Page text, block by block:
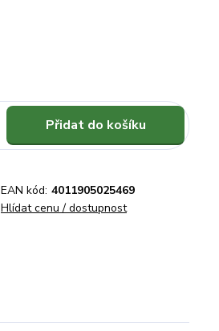
Přidat do košíku
EAN kód: 4011905025469
Hlídat cenu / dostupnost